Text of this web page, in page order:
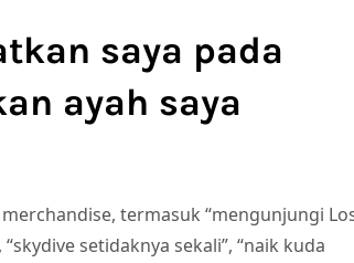
saya pada
ayah saya
termasuk “mengunjungi
setidaknya sekali”, “naik kuda